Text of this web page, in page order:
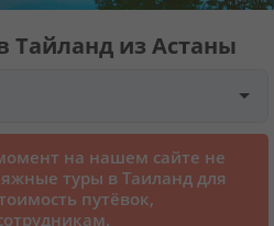
Тайланд из Астаны
на нашем сайте не
туры в Таиланд для
путёвок,